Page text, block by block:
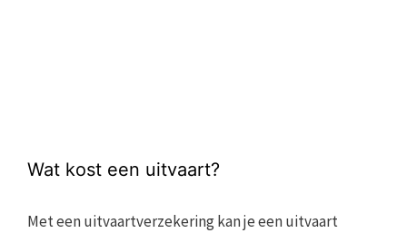
Wat kost een uitvaart?
Met een uitvaartverzekering kan je een uitvaart